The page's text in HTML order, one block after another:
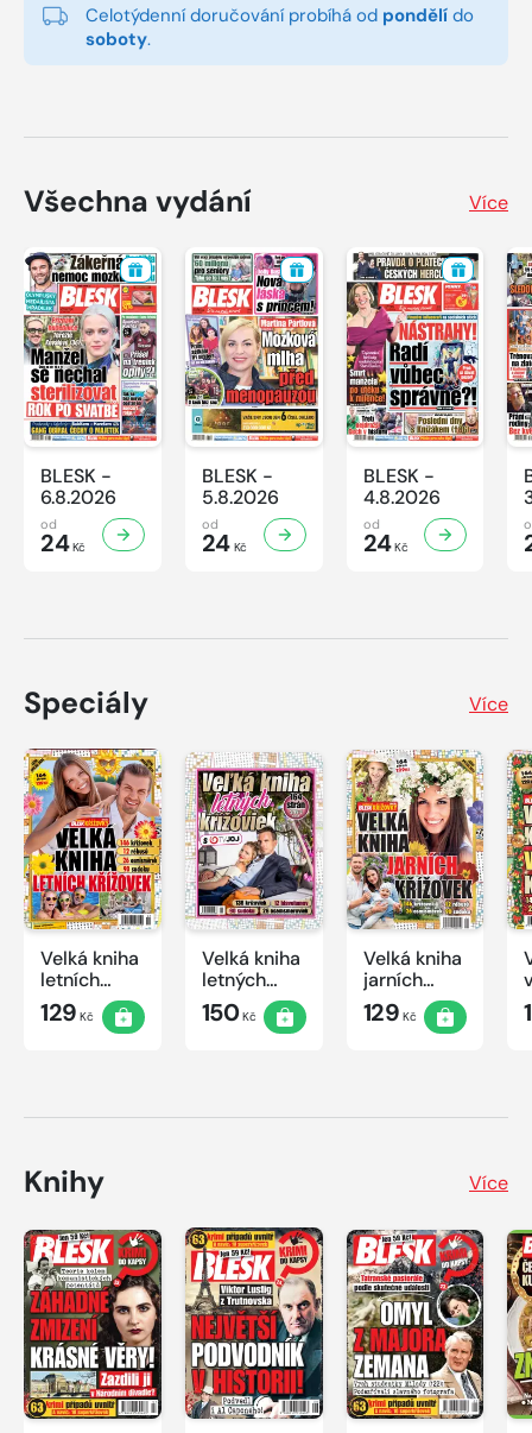
Celotýdenní doručování probíhá od pondělí do
soboty.
Všechna vydání Více
BLESK -
6.8.2026
od
24Kč
BLESK -
5.8.2026
od
24Kč
BLESK -
4.8.2026
od
24Kč
Speciály Více
Velká kniha
letních
křížovek
2026
129 Kč
Velká kniha
letných
krížoviek s
TV JOJ
150Kč
Velká kniha
jarních
křížovek
2026
129 Kč
Knihy Více